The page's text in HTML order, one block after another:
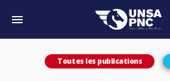
Toutes les publications